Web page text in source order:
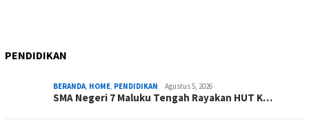
PENDIDIKAN
BERANDA, HOME, PENDIDIKAN Agustus 5, 2026
SMA Negeri 7 Maluku Tengah Rayakan HUT K…